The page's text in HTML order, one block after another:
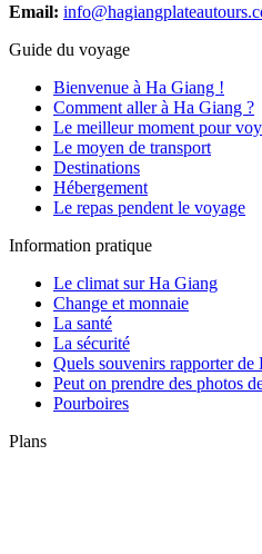
Email:
Guide du voyage
Bienvenue à Ha Giang !
Comment aller à Ha Giang ?
Le meilleur moment pour
Le moyen de transport
Destinations
Hébergement
Le repas pendent le voyage
Information pratique
Le climat sur Ha Giang
Change et monnaie
La santé
La sécurité
Quels souvenirs rapporter de
Peut on prendre des photos
Pourboires
Plans